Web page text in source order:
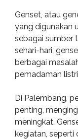
Genset, atau
yang digunakan
sebagai sumber
sehari-hari,
berbagai
pemadaman
Di Palembang,
penting,
meningkat.
kegiatan, seperti